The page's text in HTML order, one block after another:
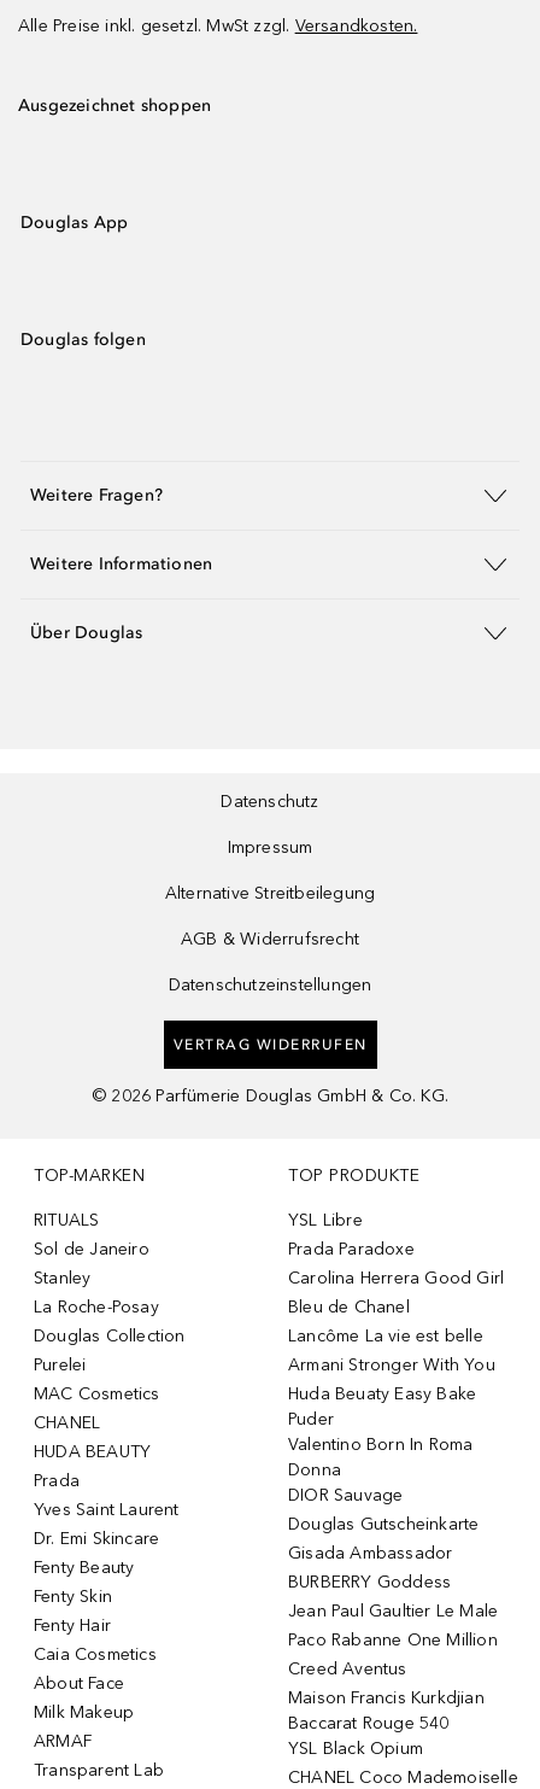
Alle Preise inkl. gesetzl. MwSt zzgl. Versandkosten.
Ausgezeichnet shoppen
Douglas App
Douglas folgen
Weitere Fragen?
Weitere Informationen
Über Douglas
Datenschutz
Impressum
Alternative Streitbeilegung
AGB & Widerrufsrecht
Datenschutzeinstellungen
VERTRAG WIDERRUFEN
© 2026 Parfümerie Douglas GmbH & Co. KG.
TOP-MARKEN
RITUALS
Sol de Janeiro
Stanley
La Roche-Posay
Douglas Collection
Purelei
MAC Cosmetics
CHANEL
HUDA BEAUTY
Prada
Yves Saint Laurent
Dr. Emi Skincare
Fenty Beauty
Fenty Skin
Fenty Hair
Caia Cosmetics
About Face
Milk Makeup
ARMAF
Transparent Lab
TOP PRODUKTE
YSL Libre
Prada Paradoxe
Carolina Herrera Good Girl
Bleu de Chanel
Lancôme La vie est belle
Armani Stronger With You
Huda Beuaty Easy Bake
Puder
Valentino Born In Roma
Donna
DIOR Sauvage
Douglas Gutscheinkarte
Gisada Ambassador
BURBERRY Goddess
Jean Paul Gaultier Le Male
Paco Rabanne One Million
Creed Aventus
Maison Francis Kurkdjian
Baccarat Rouge 540
YSL Black Opium
CHANEL Coco Mademoiselle